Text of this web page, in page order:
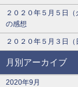
２０２０年５月５日
の感想
２０２０年５月３日
月別アーカイブ
2020年9月